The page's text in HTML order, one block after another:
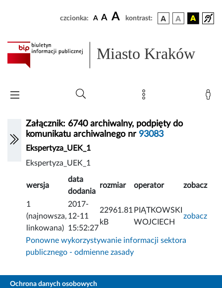
czcionka: A A A kontrast:
Miasto Kraków
Załącznik: 6740 archiwalny, podpięty do
komunikatu archiwalnego nr 93083
Ekspertyza_UEK_1
Ekspertyza_UEK_1
wersja
data
dodania
rozmiar operator zobacz
1
(najnowsza,
linkowana)
2017-
12-11
15:52:27
22961.81
kB
PIĄTKOWSKI
WOJCIECH
zobacz
Ponowne wykorzystywanie informacji sektora
publicznego - odmienne zasady
Ochrona danych osobowych